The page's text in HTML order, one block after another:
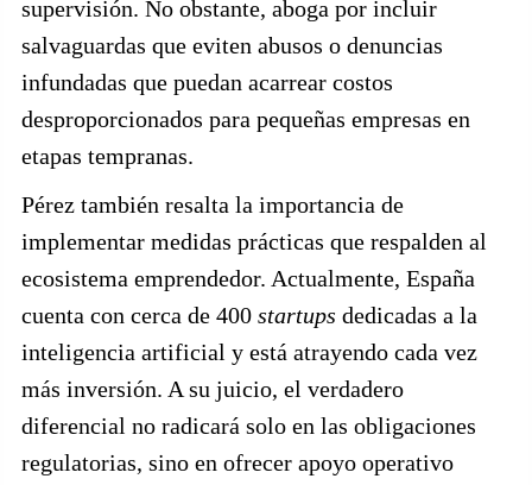
supervisión. No obstante, aboga por incluir
salvaguardas que eviten abusos o denuncias
infundadas que puedan acarrear costos
desproporcionados para pequeñas empresas en
etapas tempranas.
Pérez también resalta la importancia de
implementar medidas prácticas que respalden al
ecosistema emprendedor. Actualmente, España
cuenta con cerca de 400 startups dedicadas a la
inteligencia artificial y está atrayendo cada vez
más inversión. A su juicio, el verdadero
diferencial no radicará solo en las obligaciones
regulatorias, sino en ofrecer apoyo operativo